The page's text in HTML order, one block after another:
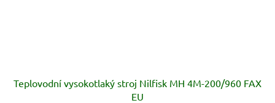
Teplovodní vysokotlaký stroj Nilfisk MH 4M-200/960 FAX
EU